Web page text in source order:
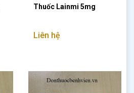
Thuốc Lainmi 5mg
Liên hệ